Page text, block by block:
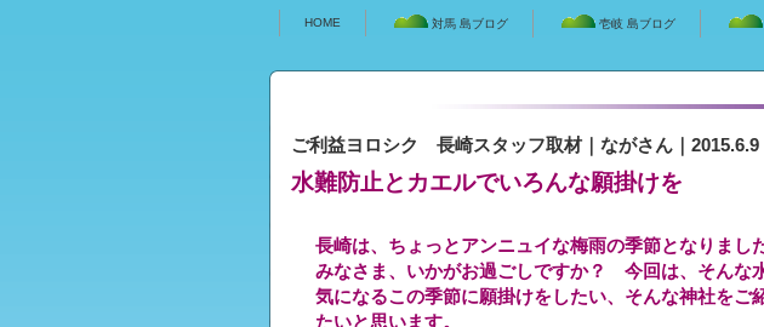
HOME 対馬 島ブログ 壱岐 島ブログ
ご利益ヨロシク 長崎スタッフ取材｜ ながさん ｜2015.6.9
水難防止とカエルでいろんな願掛けを
長崎は、ちょっとアンニュイな梅雨の季節となりまし
みなさま、いかがお過ごしですか？ 今回は、そんな
気になるこの季節に願掛けをしたい、そんな神社をご
たいと思います。